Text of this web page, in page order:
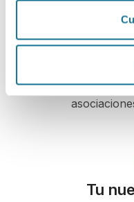
En primer
web para
estéticos.Ya esta
más de 100
Tu